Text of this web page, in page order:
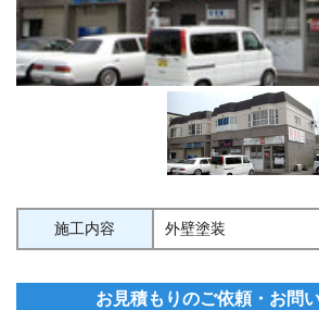
施工内容 外壁塗装
お見積もりのご依頼・お問